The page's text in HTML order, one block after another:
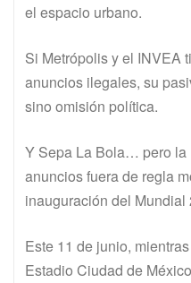
el espacio urbano.
Si Metrópolis y el INVEA
anuncios ilegales, su
sino omisión política.
Y Sepa La Bola… pero la
anuncios fuera de regla
inauguración del Mundial
Este 11 de junio,
Estadio Ciudad de